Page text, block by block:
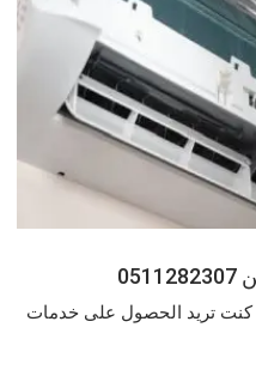
كنت تريد الحصول على خدمات